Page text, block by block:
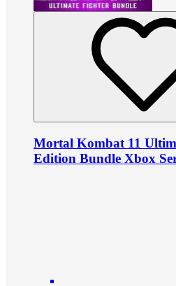
Mortal Kombat 11
Edition Bundle Xbox